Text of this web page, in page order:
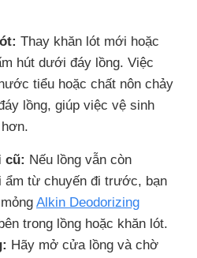
Thay khăn lót mới hoặc
hút dưới đáy lồng. Việc
tiểu hoặc chất nôn chảy
lồng, giúp việc vệ sinh
cũ: Nếu lồng vẫn còn
ẩm từ chuyến đi trước, bạn
Alkin Deodorizing
trong lồng hoặc khăn lót.
Hãy mở cửa lồng và chờ